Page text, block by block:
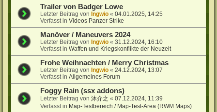
Trailer von Badger Lowe
Letzter Beitrag vonIngwio «04.01.2025, 14:25
Verfasst inVideos Panzer Strike
Manöver / Maneuvers 2024
Letzter Beitrag vonIngwio «31.12.2024, 16:10
Verfasst inWaffen und Kriegskonflikte der Neuzeit
Frohe Weihnachten / Merry Christmas
Letzter Beitrag vonIngwio «24.12.2024, 13:07
Verfasst inAllgemeines Forum
Foggy Rain (ssx addons)
Letzter Beitrag von沐介之 «07.12.2024, 11:39
Verfasst in Map-Testbereich / Map-Test-Area (RWM Maps)